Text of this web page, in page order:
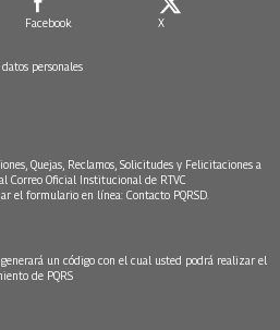
Facebook X
personales
Quejas, Reclamos, Solicitudes y Felicitaciones a
Oficial Institucional de RTVC
el formulario en línea: Contacto PQRSD.
un código con el cual usted podrá realizar el
de PQRS